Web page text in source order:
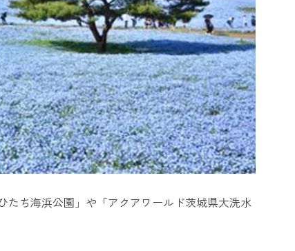
ち海浜公園」や「アクアワールド茨城県大洗水